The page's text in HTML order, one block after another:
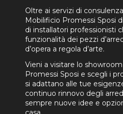
Oltre ai servizi di
Mobilificio Promessi Sposi
di installatori professionisti
funzionalità dei pezzi
d’opera a regola d’arte.
Vieni a visitare lo
Promessi Sposi e scegli i
si adattano alle tue
continuo rinnovo degli
sempre nuove idee e